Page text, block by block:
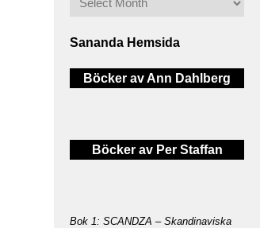
Sananda Hemsida
Böcker av Ann Dahlberg
Böcker av Per Staffan
Bok 1: SCANDZA – Skandinaviska